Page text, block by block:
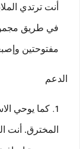
أنت ترتدي
في طريق
مفتوحتين
الدعم
كما يوحي
المخترق. أنت